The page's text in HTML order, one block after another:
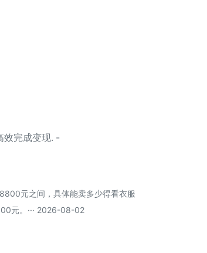
效完成变现. -
元之间，具体能卖多少得看衣服
元。··· 2026-08-02